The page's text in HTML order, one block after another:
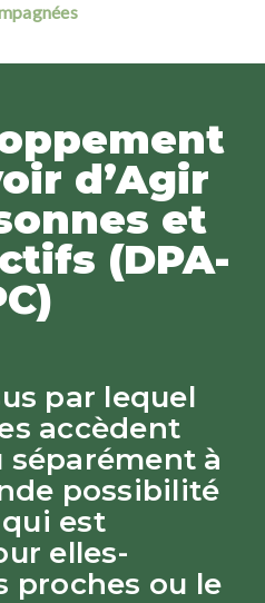
d’Agir
et
(DPA-
par lequel
accèdent
séparément à
possibilité
est
elles-
proches ou le